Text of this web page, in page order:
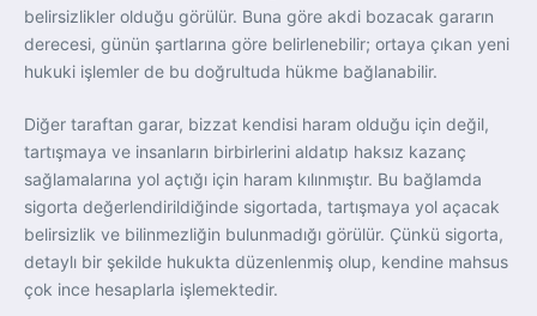
belirsizlikler olduğu görülür. Buna göre akdi bozacak gararın
derecesi, günün şartlarına göre belirlenebilir; ortaya çıkan yeni
hukuki işlemler de bu doğrultuda hükme bağlanabilir.
Diğer taraftan garar, bizzat kendisi haram olduğu için değil,
tartışmaya ve insanların birbirlerini aldatıp haksız kazanç
sağlamalarına yol açtığı için haram kılınmıştır. Bu bağlamda
sigorta değerlendirildiğinde sigortada, tartışmaya yol açacak
belirsizlik ve bilinmezliğin bulunmadığı görülür. Çünkü sigorta,
detaylı bir şekilde hukukta düzenlenmiş olup, kendine mahsus
çok ince hesaplarla işlemektedir.